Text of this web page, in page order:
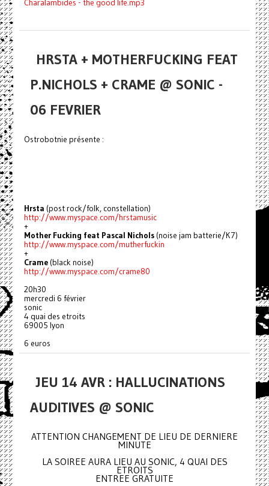
Charalambides - the good life.mp3
HRSTA + MOTHERFUCKING FEAT
P.NICHOLS + CRAME @ SONIC -
06 FEVRIER
Ostrobotnie présente :
Hrsta (post rock/folk, constellation)
http://www.myspace.com/hrstamusic
+
Mother Fucking feat Pascal Nichols(noise jam batterie/K7)
http://www.myspace.com/mutherfuckin
+
Crame(black noise)
http://www.myspace.com/crame80
20h30
mercredi 6 février
sonic
4 quai des etroits
69005 lyon
6 euros
JEU 14 AVR : HALLUCINATIONS
AUDITIVES @ SONIC
ATTENTION CHANGEMENT DE LIEU DE DERNIERE
MINUTE
LA SOIREE AURA LIEU AU SONIC, 4 QUAI DES
ETROITS
ENTREE GRATUITE